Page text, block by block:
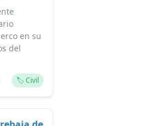
en su
del
🏷️ Civil